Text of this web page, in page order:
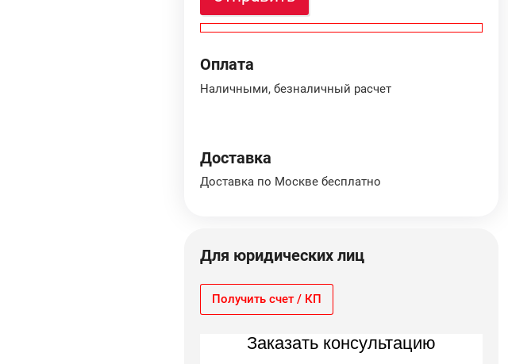
Оплата
Наличными, безналичный расчет
Доставка
Доставка по Москве бесплатно
Для юридических лиц
Получить счет / КП
Заказать консультацию